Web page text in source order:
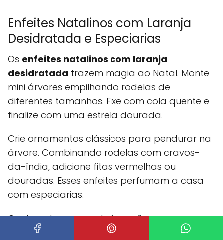
Enfeites Natalinos com Laranja
Desidratada e Especiarias
Os enfeites natalinos com laranja
desidratada trazem magia ao Natal. Monte
mini árvores empilhando rodelas de
diferentes tamanhos. Fixe com cola quente e
finalize com uma estrela dourada.
Crie ornamentos clássicos para pendurar na
árvore. Combinando rodelas com cravos-
da-índia, adicione fitas vermelhas ou
douradas. Esses enfeites perfumam a casa
com especiarias.
Centros de mesa natalinos são
impressionantes com velas, laranjas secas e